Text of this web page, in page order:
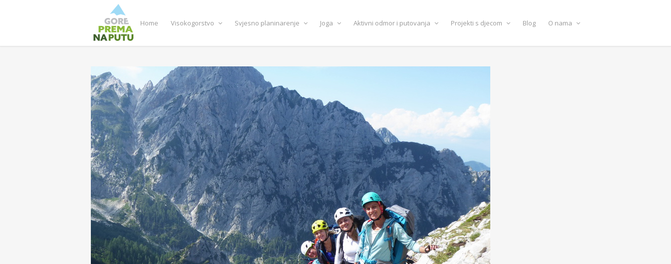
Home Visokogorstvo Svjesno planinarenje Joga Aktivni odmor i putovanja Projekti s djecom Blog O nama